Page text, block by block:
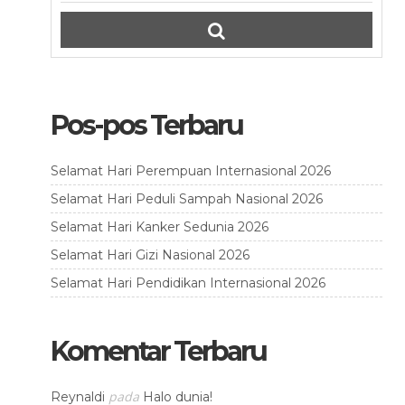
Pos-pos Terbaru
Selamat Hari Perempuan Internasional 2026
Selamat Hari Peduli Sampah Nasional 2026
Selamat Hari Kanker Sedunia 2026
Selamat Hari Gizi Nasional 2026
Selamat Hari Pendidikan Internasional 2026
Komentar Terbaru
Reynaldi pada Halo dunia!